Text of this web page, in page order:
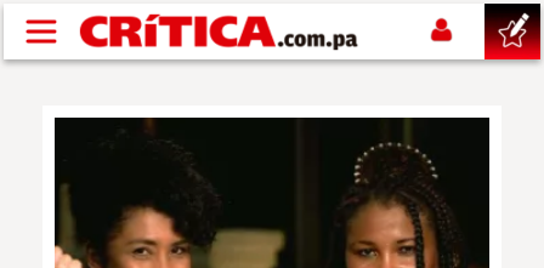
Pasar al contenido principal
NACIONAL